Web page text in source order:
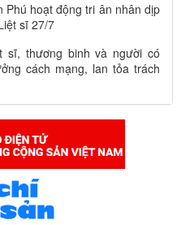
Phú hoạt động tri ân nhân dịp
sĩ 27/7
sĩ, thương binh và người có
cách mạng, lan tỏa trách